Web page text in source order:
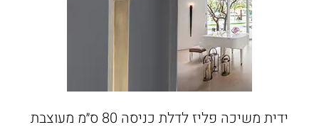
ידית משיכה פליז לדלת כניסה 80 ס״מ מעוצבת